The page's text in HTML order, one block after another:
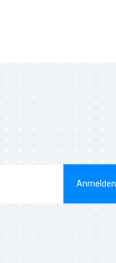
Anmelden